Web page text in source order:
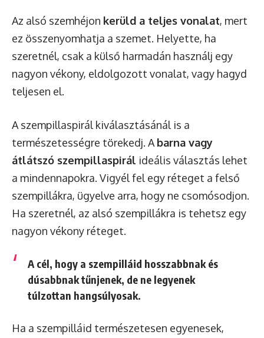
Az alsó szemhéjon kerüld a teljes vonalat, mert
ez összenyomhatja a szemet. Helyette, ha
szeretnél, csak a külső harmadán használj egy
nagyon vékony, eldolgozott vonalat, vagy hagyd
teljesen el.
A szempillaspirál kiválasztásánál is a
természetességre törekedj. A barna vagy
átlátszó szempillaspirál ideális választás lehet
a mindennapokra. Vigyél fel egy réteget a felső
szempillákra, ügyelve arra, hogy ne csomósodjon.
Ha szeretnél, az alsó szempillákra is tehetsz egy
nagyon vékony réteget.
A cél, hogy a szempilláid hosszabbnak és
dúsabbnak tűnjenek, de ne legyenek
túlzottan hangsúlyosak.
Ha a szempilláid természetesen egyenesek,